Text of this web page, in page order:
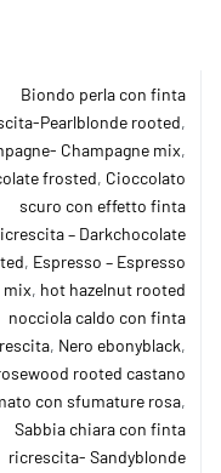
Biondo perla con finta
Pearlblonde rooted,
Champagne mix,
frosted, Cioccolato
scuro con effetto finta
– Darkchocolate
, Espresso – Espresso
mix, hot hazelnut rooted
nocciola caldo con finta
, Nero ebonyblack,
rooted castano
con sfumature rosa,
Sabbia chiara con finta
ricrescita- Sandyblonde